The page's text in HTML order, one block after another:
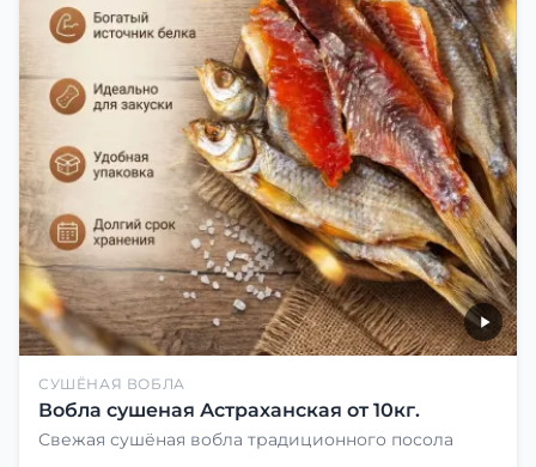
СУШЁНАЯ ВОБЛА
Вобла сушеная Астраханская от 10кг.
Свежая сушёная вобла традиционного посола